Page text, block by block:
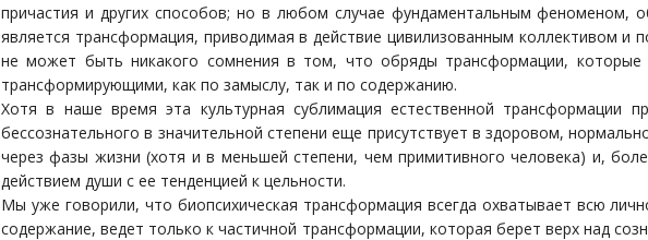
причастия и других способов; но в любом случае фундаментальным феноменом,
является трансформация, приводимая в действие цивилизованным коллективом и
не может быть никакого сомнения в том, что обряды трансформации,
трансформирующими, как по замыслу, так и по содержанию.
Хотя в наше время эта культурная сублимация естественной трансформации
бессознательного в значительной степени еще присутствует в здоровом,
через фазы жизни (хотя и в меньшей степени, чем примитивного человека) и,
действием души с ее тенденцией к цельности.
Мы уже говорили, что биопсихическая трансформация всегда охватывает всю
содержание, ведет только к частичной трансформации, которая берет верх над